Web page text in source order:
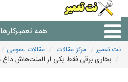
همه تعمیرکارها
شرکت های تعمیرات
نت تعمیر مرکز مقالات مقالات عمومی
بخاری برقی فقط یکی از المنت‌هاش داغ